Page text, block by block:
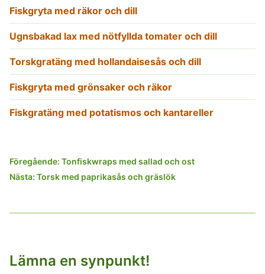
Fiskgryta med räkor och dill
Ugnsbakad lax med nötfyllda tomater och dill
Torskgratäng med hollandaisesås och dill
Fiskgryta med grönsaker och räkor
Fiskgratäng med potatismos och kantareller
Inläggsnavigering
Föregående: Tonfiskwraps med sallad och ost
Nästa: Torsk med paprikasås och gräslök
Lämna en synpunkt!